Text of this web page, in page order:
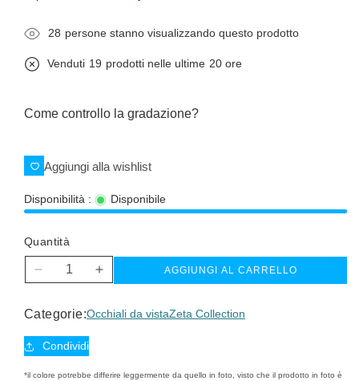
23 persone stanno visualizzando questo prodotto
Venduti 19 prodotti nelle ultime 20 ore
Come controllo la gradazione?
Aggiungi alla wishlist
Disponibilità : Disponibile
Quantità
Diminuisci
per
vista
Aumenta
per
AGGIUNGI AL CARRELLO
Categorie:Occhiali da vistaZeta Collection
Condividi
*il colore potrebbe differire leggermente da quello in foto, visto che il prodotto in foto è